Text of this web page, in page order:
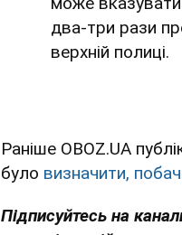
два-три рази
верхній полиці.
Раніше OBOZ.UA
було визначити,
Підписуйтесь на